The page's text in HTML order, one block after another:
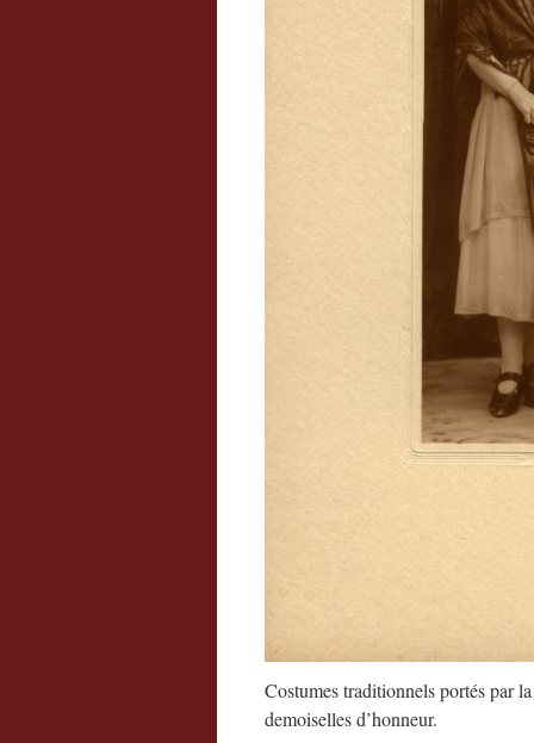
Costumes traditionnels portés par
demoiselles d’honneur.